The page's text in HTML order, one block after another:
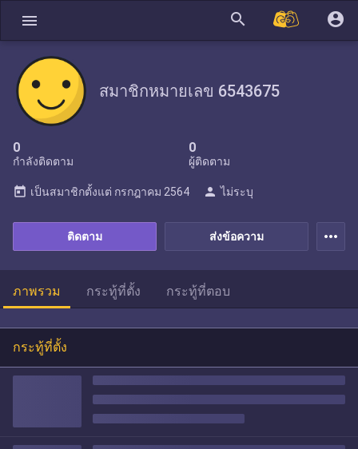
menu search account_circle
สมาชิกหมายเลข 6543675
0
กำลังติดตาม
0
ผู้ติดตาม
ส่งข้อความ
ติดตาม
today เป็นสมาชิกตั้งแต่ กรกฎาคม 2564 person ไม่ระบุ
more_horiz
ภาพรวม กระทู้ที่ตั้ง กระทู้ที่ตอบ
กระทู้ที่ตั้ง